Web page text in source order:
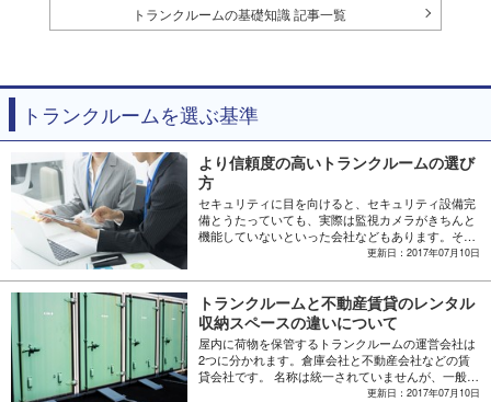
トランクルームの基礎知識 記事一覧
トランクルームを選ぶ基準
より信頼度の高いトランクルームの選び
方
セキュリティに目を向けると、セキュリティ設備完
備とうたっていても、実際は監視カメラがきちんと
機能していないといった会社などもあります。そこ
で、今回は信頼できるトランクルームの選び方につ
更新日：2017年07月10日
トランクルームと不動産賃貸のレンタル
収納スペースの違いについて
屋内に荷物を保管するトランクルームの運営会社は
2つに分かれます。倉庫会社と不動産会社などの賃
貸会社です。 名称は統一されていませんが、一般的
に倉庫会社が経営しているものを「トランクルー
更新日：2017年07月10日